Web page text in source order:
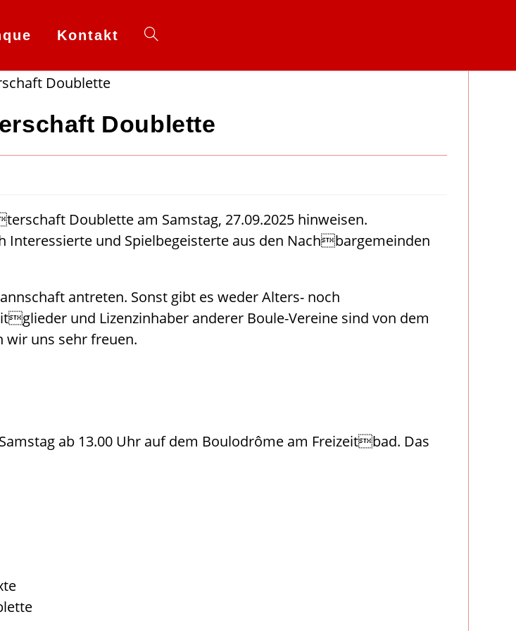
Kontakt Website-
Doublette
Doublette am Samstag, 27.09.2025 hinweisen.
Interessierte und Spielbegeisterte aus den Nachbargemeinden
antreten. Sonst gibt es weder Alters- noch
und Lizenzinhaber anderer Boule-Vereine sind von dem
wir uns sehr freuen.
ab 13.00 Uhr auf dem Boulodrôme am Freizeitbad. Das